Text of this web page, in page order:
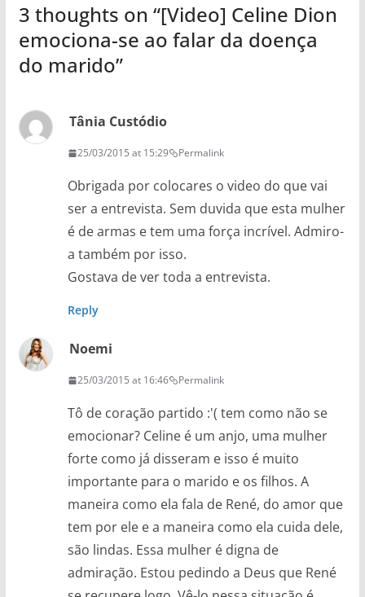
3 thoughts on “[Video] Celine Dion
emociona-se ao falar da doença
do marido”
Tânia Custódio
25/03/2015 at 15:29 Permalink
Obrigada por colocares o video do que vai
ser a entrevista. Sem duvida que esta mulher
é de armas e tem uma força incrível. Admiro-
a também por isso.
Gostava de ver toda a entrevista.
Reply
Noemi
25/03/2015 at 16:46 Permalink
Tô de coração partido :'( tem como não se
emocionar? Celine é um anjo, uma mulher
forte como já disseram e isso é muito
importante para o marido e os filhos. A
maneira como ela fala de René, do amor que
tem por ele e a maneira como ela cuida dele,
são lindas. Essa mulher é digna de
admiração. Estou pedindo a Deus que René